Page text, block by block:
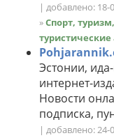
| добавлено: 18-
»Спорт,
туристические
Эстонии,
интернет-
Новости
подписка,
| добавлено: 24-